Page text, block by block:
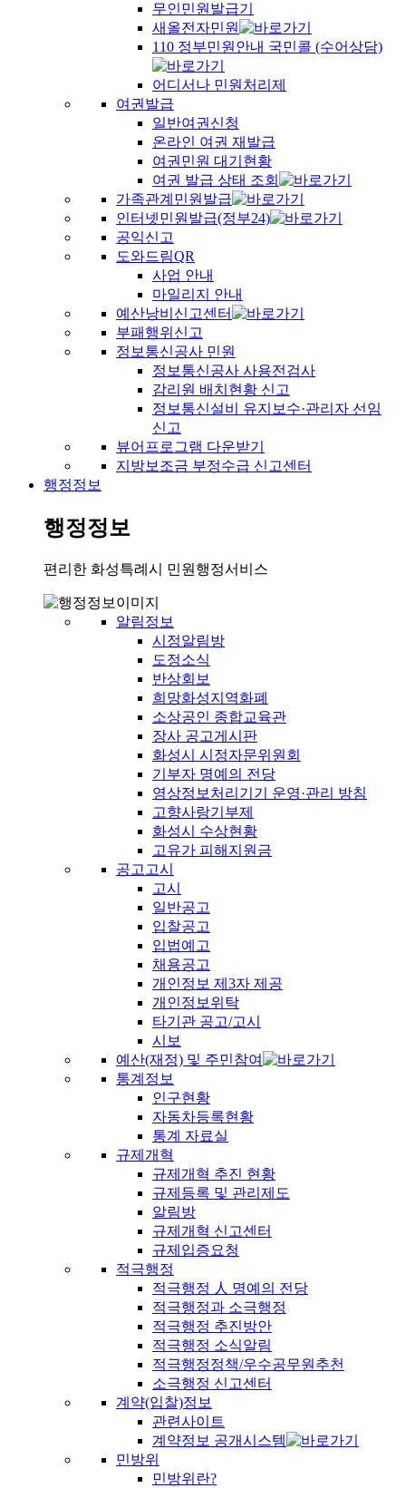
무인민원발급기
새올전자민원
110 정부민원안내 국민콜 (수어상담)
어디서나 민원처리제
여권발급
일반여권신청
온라인 여권 재발급
여권민원 대기현황
여권 발급 상태 조회
가족관계민원발급
인터넷민원발급(정부24)
공익신고
도와드림QR
사업 안내
마일리지 안내
예산낭비신고센터
부패행위신고
정보통신공사 민원
정보통신공사 사용전검사
감리원 배치현황 신고
정보통신설비 유지보수·관리자 선임
신고
뷰어프로그램 다운받기
지방보조금 부정수급 신고센터
행정정보
행정정보
편리한 화성특례시 민원행정서비스
알림정보
시정알림방
도정소식
반상회보
희망화성지역화폐
소상공인 종합교육관
장사 공고게시판
화성시 시정자문위원회
기부자 명예의 전당
영상정보처리기기 운영·관리 방침
고향사랑기부제
화성시 수상현황
고유가 피해지원금
공고고시
고시
일반공고
입찰공고
입법예고
채용공고
개인정보 제3자 제공
개인정보위탁
타기관 공고/고시
시보
예산(재정) 및 주민참여
통계정보
인구현황
자동차등록현황
통계 자료실
규제개혁
규제개혁 추진 현황
규제등록 및 관리제도
알림방
규제개혁 신고센터
규제입증요청
적극행정
적극행정 人 명예의 전당
적극행정과 소극행정
적극행정 추진방안
적극행정 소식알림
적극행정정책/우수공무원추천
소극행정 신고센터
계약(입찰)정보
관련사이트
계약정보 공개시스템
민방위
민방위란?